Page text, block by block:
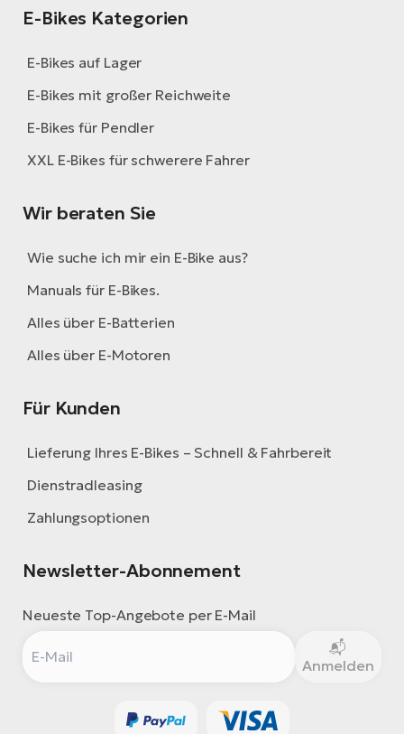
E-Bikes Kategorien
E-Bikes auf Lager
E-Bikes mit großer Reichweite
E-Bikes für Pendler
XXL E-Bikes für schwerere Fahrer
Wir beraten Sie
Wie suche ich mir ein E-Bike aus?
Manuals für E-Bikes.
Alles über E-Batterien
Alles über E-Motoren
Für Kunden
Lieferung Ihres E-Bikes – Schnell & Fahrbereit
Dienstradleasing
Zahlungsoptionen
Newsletter-Abonnement
Neueste Top-Angebote per E-Mail
Anmelden